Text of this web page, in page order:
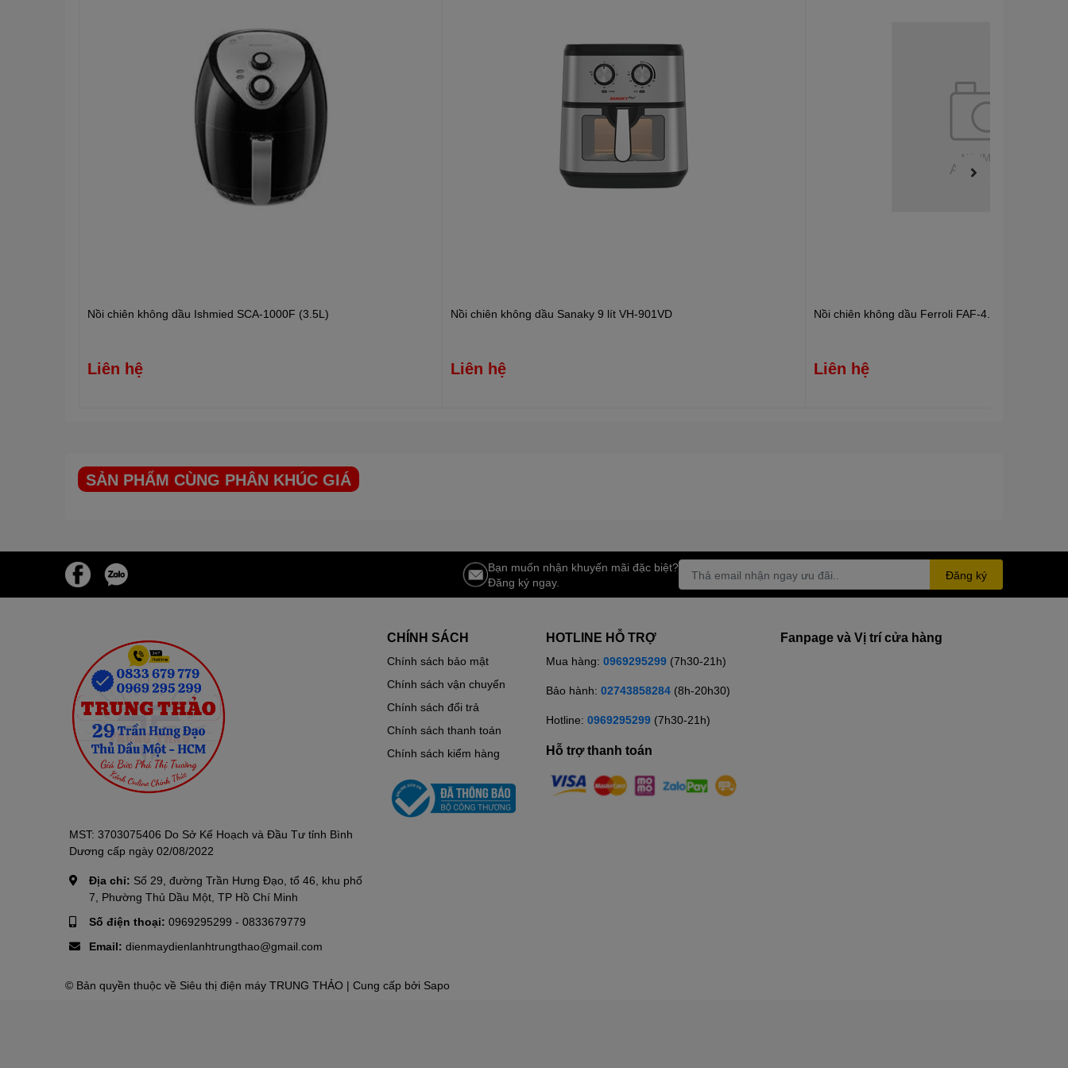
Chất liệu chống dính cao cấp dễ dàng vệ sinh
Trang bị bộ 6 phụ kiện cho mọi món ngon
Nồi chiên không dầu Ishmied SCA-1000F (3.5L)
Liên hệ
Nồi chiên không dầu Sanaky 9 lít VH-901VD
Liên hệ
Nồi chiên không dầu Ferroli FAF-4.0M (4 lít)
Liên hệ
SẢN PHẨM CÙNG PHÂN KHÚC GIÁ
Bạn muốn nhận khuyến mãi đặc biệt?
Đăng ký ngay.
Đăng ký
MST: 3703075406 Do Sở Kế Hoạch và Đầu Tư tỉnh Bình
Dương cấp ngày 02/08/2022
Địa chỉ: Số 29, đường Trần Hưng Đạo, tổ 46, khu phố
7, Phường Thủ Dầu Một, TP Hồ Chí Minh
Số điện thoại: 0969295299 - 0833679779
Email: dienmaydienlanhtrungthao@gmail.com
CHÍNH SÁCH
Chính sách bảo mật
Chính sách vận chuyển
Chính sách đổi trả
Chính sách thanh toán
Chính sách kiểm hàng
HOTLINE HỖ TRỢ
Mua hàng: 0969295299 (7h30-21h)
Bảo hành: 02743858284 (8h-20h30)
Hotline: 0969295299 (7h30-21h)
Hỗ trợ thanh toán
Fanpage và Vị trí cửa hàng
© Bản quyền thuộc về Siêu thị điện máy TRUNG THẢO | Cung cấp bởi Sapo